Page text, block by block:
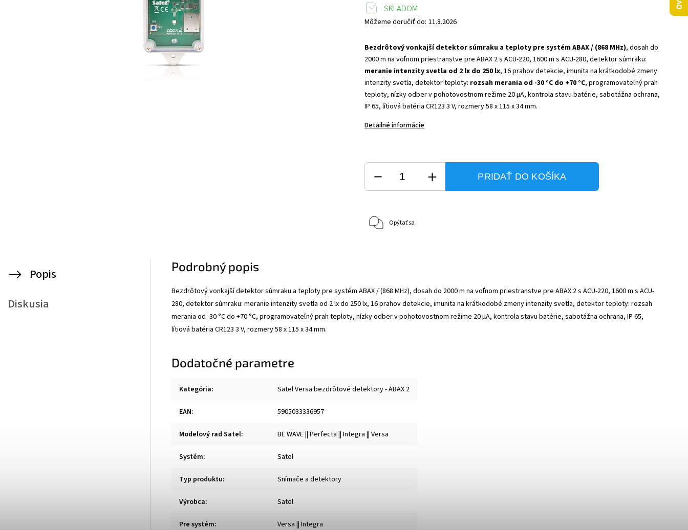
Bezdrôtový vonkajší detektor súmraku a teploty pre systém ABAX / (868 MHz), dosah do
2000 m na voľnom priestranstve pre ABAX 2 s ACU-220, 1600 m s ACU-280, detektor súmraku:
meranie intenzity svetla od 2 lx do 250 lx, 16 prahov detekcie, imunita na krátkodobé zmeny
intenzity svetla, detektor teploty: rozsah merania od -30 °C do +70 °C, programovateľný prah
teploty, nízky odber v pohotovostnom režime 20 µA, kontrola stavu batérie, sabotážna ochrana,
IP 65, lítiová batéria CR123 3 V, rozmery 58 x 115 x 34 mm.
Detailné informácie
SKLADOM
Môžeme doručiť do: 11.8.2026
PRIDAŤ DO KOŠÍKA
Opýtať sa
Popis
Diskusia
Podrobný popis
Bezdrôtový vonkajší detektor súmraku a teploty pre systém ABAX / (868 MHz), dosah do 2000 m na voľnom priestranstve pre ABAX 2 s ACU-220, 1600 m s ACU-
280, detektor súmraku: meranie intenzity svetla od 2 lx do 250 lx, 16 prahov detekcie, imunita na krátkodobé zmeny intenzity svetla, detektor teploty: rozsah
merania od -30 °C do +70 °C, programovateľný prah teploty, nízky odber v pohotovostnom režime 20 µA, kontrola stavu batérie, sabotážna ochrana, IP 65,
lítiová batéria CR123 3 V, rozmery 58 x 115 x 34 mm.
Dodatočné parametre
Kategória: Satel Versa bezdrôtové detektory - ABAX 2
EAN: 5905033336957
Modelový rad Satel: BE WAVE || Perfecta || Integra || Versa
Systém: Satel
Typ produktu: Snímače a detektory
Výrobca: Satel
Pre systém: Versa || Integra